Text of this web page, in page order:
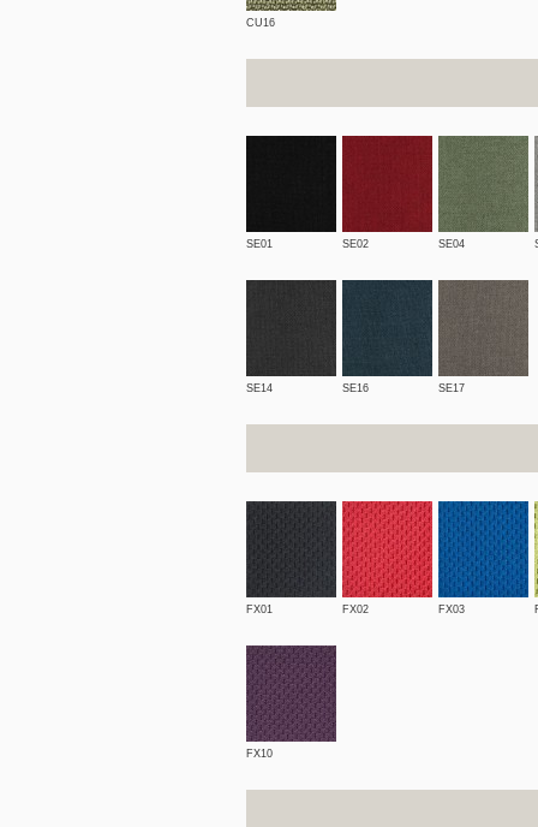
CU16
SE01 SE02 SE04
SE14 SE16 SE17
FX01 FX02 FX03
FX10